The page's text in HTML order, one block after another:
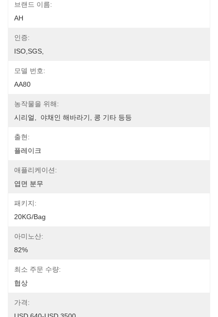
브랜드 이름:
AH
인증:
ISO,SGS,
모델 번호:
AA80
농작물을 위해:
시리얼,  야채인 해바라기, 콩 기타 등등
출현:
플레이크
애플리케이션:
엽면 분무
패키지:
20KG/bag
아미노산:
82%
최소 주문 수량:
협상
가격: